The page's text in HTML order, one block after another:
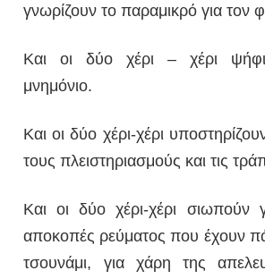
γνωρίζουν το παραμικρό για τον
Και οι δύο χέρι – χέρι
μνημόνιο.
Και οι δύο χέρι-χέρι
τους πλειστηριασμούς και τις
Και οι δύο χέρι-χέρι σιωπούν
αποκοπές ρεύματος που έχουν
τσουνάμι, για χάρη της